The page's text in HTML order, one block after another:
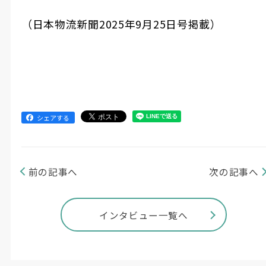
（日本物流新聞2025年9月25日号掲載）
シェアする
前の記事へ 次の記事へ
インタビュー一覧へ